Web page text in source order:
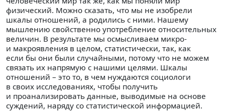
физический. Можно сказать, что мы не изобрели
шкалы отношений, а родились с ними. Нашему
мышлению свойственно употребление относительных
величин. В результате мы осмысливаем микро-
и макроявления в целом, статистически, так, как
если бы они были случайными, потому что не можем
связать их напрямую с нашими целями. Шкалы
отношений – это то, в чем нуждаются социологи
в своих исследованиях, чтобы получить
и проанализировать данные, выводимые на основе
суждений, наряду со статистической информацией.